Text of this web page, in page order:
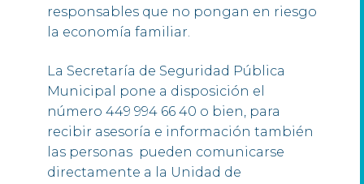
responsables que no pongan en riesgo
la economía familiar.
La Secretaría de Seguridad Pública
Municipal pone a disposición el
número 449 994 66 40 o bien, para
recibir asesoría e información también
las personas pueden comunicarse
directamente a la Unidad de